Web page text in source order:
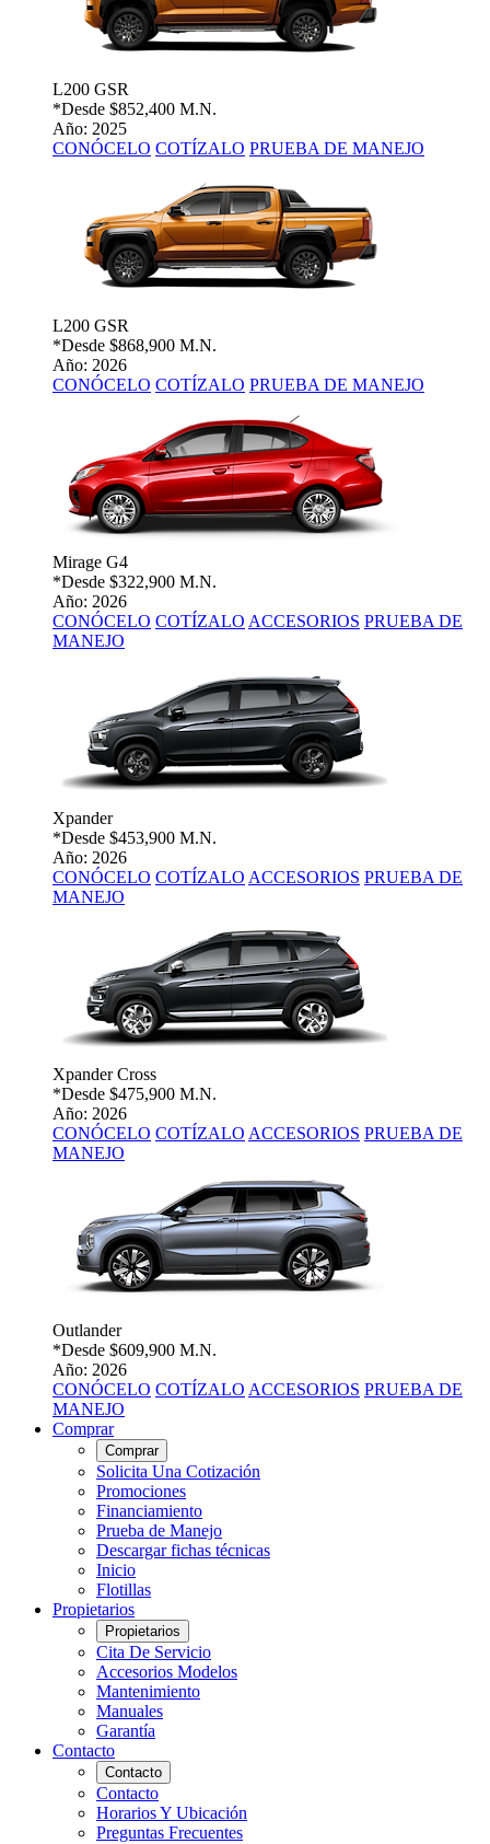
L200 GSR
*Desde $852,400 M.N.
Año: 2025
CONÓCELO COTÍZALO PRUEBA DE MANEJO
L200 GSR
*Desde $868,900 M.N.
Año: 2026
CONÓCELO COTÍZALO PRUEBA DE MANEJO
Mirage G4
*Desde $322,900 M.N.
Año: 2026
CONÓCELO COTÍZALO ACCESORIOS PRUEBA DE
MANEJO
Xpander
*Desde $453,900 M.N.
Año: 2026
CONÓCELO COTÍZALO ACCESORIOS PRUEBA DE
MANEJO
Xpander Cross
*Desde $475,900 M.N.
Año: 2026
CONÓCELO COTÍZALO ACCESORIOS PRUEBA DE
MANEJO
Outlander
*Desde $609,900 M.N.
Año: 2026
CONÓCELO COTÍZALO ACCESORIOS PRUEBA DE
MANEJO
Comprar
Comprar
Solicita Una Cotización
Promociones
Financiamiento
Prueba de Manejo
Descargar fichas técnicas
Inicio
Flotillas
Propietarios
Propietarios
Cita De Servicio
Accesorios Modelos
Mantenimiento
Manuales
Garantía
Contacto
Contacto
Contacto
Horarios Y Ubicación
Preguntas Frecuentes